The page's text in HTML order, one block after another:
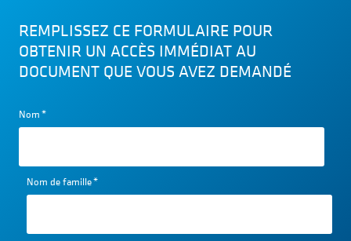
REMPLISSEZ CE FORMULAIRE POUR
OBTENIR UN ACCÈS IMMÉDIAT AU
DOCUMENT QUE VOUS AVEZ DEMANDÉ
Nom*
Nom de famille*